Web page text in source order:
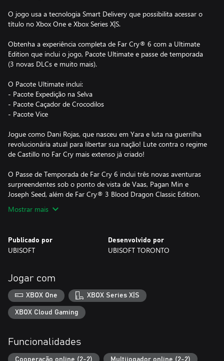
O jogo usa a tecnologia Smart Delivery que possibilita acessar o
título no Xbox One e Xbox Series X|S.
Obtenha a experiência completa de Far Cry® 6 com a Ultimate
Edition que inclui o jogo, Pacote Ultimate e passe de temporada
(3 novas DLCs e muito mais).
O Pacote Ultimate inclui:
- Pacote Expedição na Selva
- Pacote Caçador de Crocodilos
- Pacote Vice
Jogue como Dani Rojas, que nasceu em Yara e luta na guerrilha
revolucionária atual para libertar sua nação! Lute contra o regime
de Castillo no Far Cry mais extenso já criado!
O Passe de Temporada de Far Cry 6 inclui três novas aventuras
surpreendentes sob o ponto de vista de Vaas, Pagan Min e
Joseph Seed, além de Far Cry® 3 Blood Dragon Classic Edition.
Mostrar mais
Publicado por
UBISOFT
Desenvolvido por
UBISOFT TORONTO
Jogar com
XBOX One XBOX Series X|S
XBOX Cloud Gaming
Funcionalidades
Cooperação online (2-2) Multijogador online (2-2)